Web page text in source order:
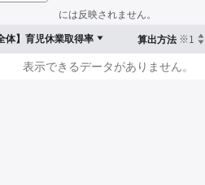
には反映されません。
体】育児休業取得率 算出方法 ※1
表示できるデータがありません。